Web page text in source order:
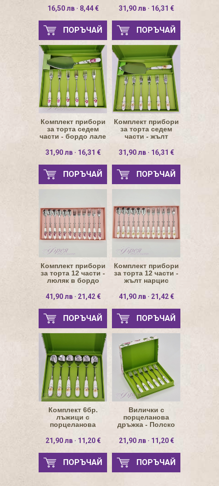
16,50 лв · 8,44 €
ПОРЪЧАЙ
31,90 лв · 16,31 €
ПОРЪЧАЙ
Комплект прибори
за торта седем
части - бордо лале
31,90 лв · 16,31 €
ПОРЪЧАЙ
Комплект прибори
за торта седем
части - жълт
31,90 лв · 16,31 €
ПОРЪЧАЙ
Комплект прибори
за торта 12 части -
люляк в бордо
41,90 лв · 21,42 €
ПОРЪЧАЙ
Комплект прибори
за торта 12 части -
жълт нарцис
41,90 лв · 21,42 €
ПОРЪЧАЙ
Комплект 6бр.
лъжици с
порцеланова
21,90 лв · 11,20 €
ПОРЪЧАЙ
Вилички с
порцеланова
дръжка - Полско
21,90 лв · 11,20 €
ПОРЪЧАЙ